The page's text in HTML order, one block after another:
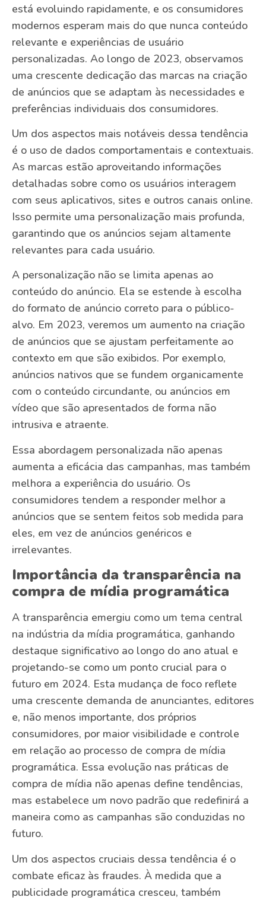
está evoluindo rapidamente, e os consumidores
modernos esperam mais do que nunca conteúdo
relevante e experiências de usuário
personalizadas. Ao longo de 2023, observamos
uma crescente dedicação das marcas na criação
de anúncios que se adaptam às necessidades e
preferências individuais dos consumidores.
Um dos aspectos mais notáveis dessa tendência
é o uso de dados comportamentais e contextuais.
As marcas estão aproveitando informações
detalhadas sobre como os usuários interagem
com seus aplicativos, sites e outros canais online.
Isso permite uma personalização mais profunda,
garantindo que os anúncios sejam altamente
relevantes para cada usuário.
A personalização não se limita apenas ao
conteúdo do anúncio. Ela se estende à escolha
do formato de anúncio correto para o público-
alvo. Em 2023, veremos um aumento na criação
de anúncios que se ajustam perfeitamente ao
contexto em que são exibidos. Por exemplo,
anúncios nativos que se fundem organicamente
com o conteúdo circundante, ou anúncios em
vídeo que são apresentados de forma não
intrusiva e atraente.
Essa abordagem personalizada não apenas
aumenta a eficácia das campanhas, mas também
melhora a experiência do usuário. Os
consumidores tendem a responder melhor a
anúncios que se sentem feitos sob medida para
eles, em vez de anúncios genéricos e
irrelevantes.
Importância da transparência na
compra de mídia programática
A transparência emergiu como um tema central
na indústria da mídia programática, ganhando
destaque significativo ao longo do ano atual e
projetando-se como um ponto crucial para o
futuro em 2024. Esta mudança de foco reflete
uma crescente demanda de anunciantes, editores
e, não menos importante, dos próprios
consumidores, por maior visibilidade e controle
em relação ao processo de compra de mídia
programática. Essa evolução nas práticas de
compra de mídia não apenas define tendências,
mas estabelece um novo padrão que redefinirá a
maneira como as campanhas são conduzidas no
futuro.
Um dos aspectos cruciais dessa tendência é o
combate eficaz às fraudes. À medida que a
publicidade programática cresceu, também